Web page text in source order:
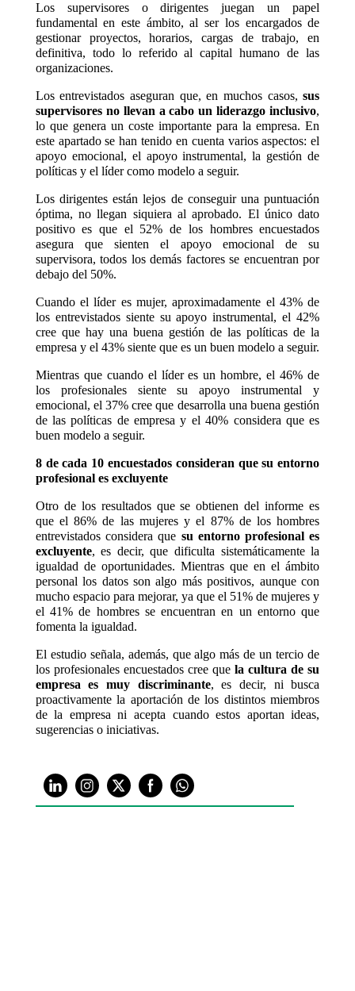
Los supervisores o dirigentes juegan un papel
fundamental en este ámbito, al ser los encargados de
gestionar proyectos, horarios, cargas de trabajo, en
definitiva, todo lo referido al capital humano de las
organizaciones.
Los entrevistados aseguran que, en muchos casos,sus
supervisores no llevan a cabo un liderazgo inclusivo,
lo que genera un coste importante para la empresa. En
este apartado se han tenido en cuenta varios aspectos: el
apoyo emocional, el apoyo instrumental, la gestión de
políticas y el líder como modelo a seguir.
Los dirigentes están lejos de conseguir una puntuación
óptima, no llegan siquiera al aprobado. El único dato
positivo es que el 52% de los hombres encuestados
asegura que sienten el apoyo emocional de su
supervisora, todos los demás factores se encuentran por
debajo del 50%.
Cuando el líder es mujer, aproximadamente el 43% de
los entrevistados siente su apoyo instrumental, el 42%
cree que hay una buena gestión de las políticas de la
empresa y el 43% siente que es un buen modelo a seguir.
Mientras que cuando el líder es un hombre, el 46% de
los profesionales siente su apoyo instrumental y
emocional, el 37% cree que desarrolla una buena gestión
de las políticas de empresa y el 40% considera que es
buen modelo a seguir.
8 de cada 10 encuestados consideran que su entorno
profesional es excluyente
Otro de los resultados que se obtienen del informe es
que el 86% de las mujeres y el 87% de los hombres
entrevistados considera que su entorno profesional es
excluyente, es decir, que dificulta sistemáticamente la
igualdad de oportunidades. Mientras que en el ámbito
personal los datos son algo más positivos, aunque con
mucho espacio para mejorar, ya que el 51% de mujeres y
el 41% de hombres se encuentran en un entorno que
fomenta la igualdad.
El estudio señala, además, que algo más de un tercio de
los profesionales encuestados cree quela cultura de su
empresa es muy discriminante, es decir, ni busca
proactivamente la aportación de los distintos miembros
de la empresa ni acepta cuando estos aportan ideas,
sugerencias o iniciativas.